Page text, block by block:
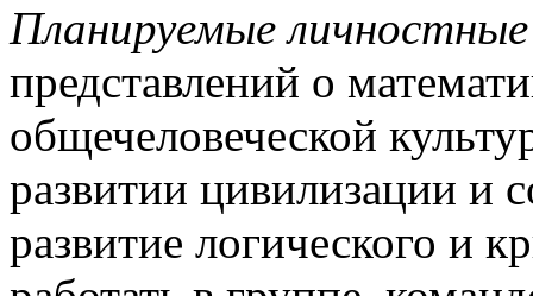
Планируемые
представлений о
общечеловеческой
развитии цивилизации и
развитие логического и